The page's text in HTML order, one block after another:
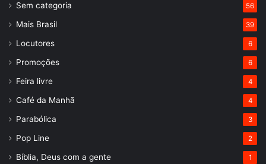
Sem categoria 56
Mais Brasil 39
Locutores 6
Promoções 6
Feira livre 4
Café da Manhã 4
Parabólica 3
Pop Line 2
Bíblia, Deus com a gente 1